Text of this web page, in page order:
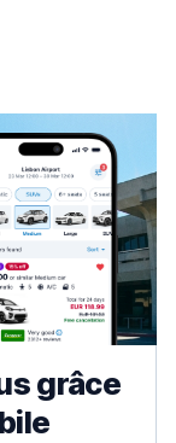
grâce